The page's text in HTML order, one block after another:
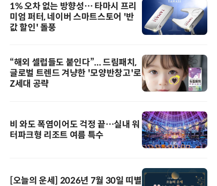
1% 오차 없는 방향성… 타마시 프리
미엄 퍼터, 네이버 스마트스토어 '반
값 할인' 돌풍
“해외 셀럽들도 붙인다”... 드림패치,
글로벌 트렌드 겨냥한 '모양반창고'로
Z세대 공략
비 와도 폭염이어도 걱정 끝…실내 워
터파크형 리조트 여름 특수
[오늘의 운세] 2026년 7월 30일 띠별